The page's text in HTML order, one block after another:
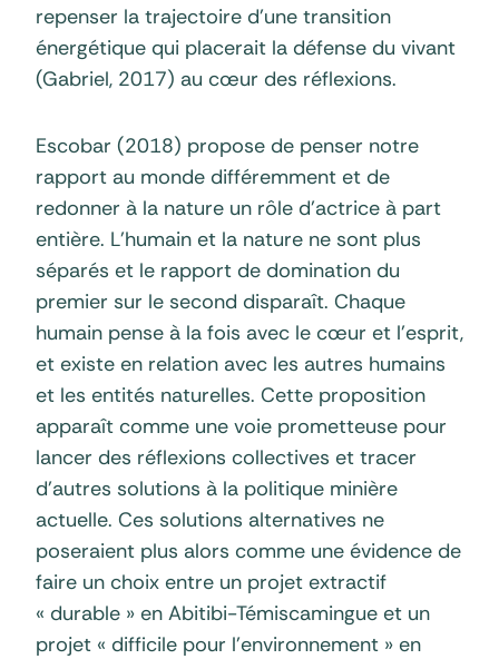
repenser la trajectoire d’une transition
énergétique qui placerait la défense du vivant
(Gabriel, 2017) au cœur des réflexions.
Escobar (2018) propose de penser notre
rapport au monde différemment et de
redonner à la nature un rôle d’actrice à part
entière. L’humain et la nature ne sont plus
séparés et le rapport de domination du
premier sur le second disparaît. Chaque
humain pense à la fois avec le cœur et l’esprit,
et existe en relation avec les autres humains
et les entités naturelles. Cette proposition
apparaît comme une voie prometteuse pour
lancer des réflexions collectives et tracer
d’autres solutions à la politique minière
actuelle. Ces solutions alternatives ne
poseraient plus alors comme une évidence de
faire un choix entre un projet extractif
« durable » en Abitibi-Témiscamingue et un
projet « difficile pour l’environnement » en